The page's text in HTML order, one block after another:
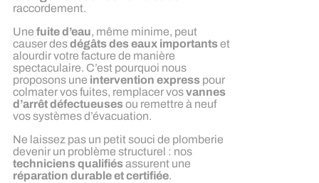
raccordement.
Une fuite d’eau, même minime, peut
causer desdégâts des eaux importantset
alourdir votre facture de manière
spectaculaire. C’est pourquoi nous
proposons une intervention express pour
colmater vos fuites, remplacer vosvannes
d’arrêt défectueusesou remettre à neuf
vos systèmes d’évacuation.
Ne laissez pas un petit souci de plomberie
devenir un problème structurel : nos
techniciens qualifiésassurent une
réparation durable et certifiée.